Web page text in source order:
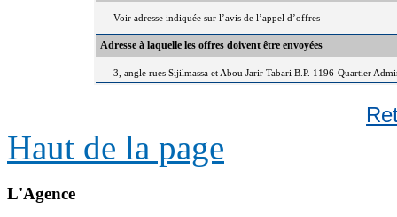
Voir adresse indiquée sur l’avis de l’appel d’offres
Adresse à laquelle les offres doivent être envoyées
3, angle rues Sijilmassa et Abou Jarir Tabari B.P. 1196-Quartier
Haut de la page
L'Agence